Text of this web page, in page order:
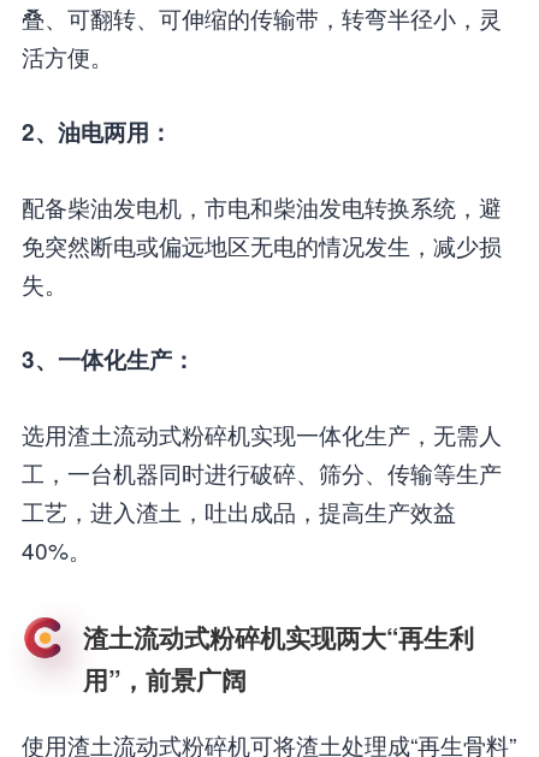
叠、可翻转、可伸缩的传输带，转弯半径小，灵
活方便。
2、油电两用：
配备柴油发电机，市电和柴油发电转换系统，避
免突然断电或偏远地区无电的情况发生，减少损
失。
3、一体化生产：
选用渣土流动式粉碎机实现一体化生产，无需人
工，一台机器同时进行破碎、筛分、传输等生产
工艺，进入渣土，吐出成品，提高生产效益
40%。
渣土流动式粉碎机实现两大“再生利
用”，前景广阔
使用渣土流动式粉碎机可将渣土处理成“再生骨料”